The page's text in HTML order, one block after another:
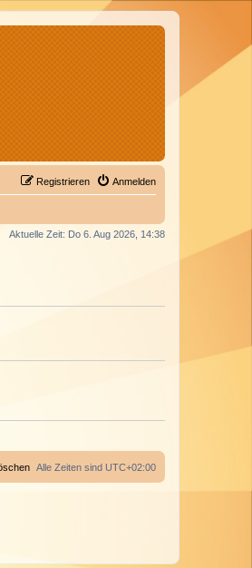
Anmelden
Registrieren
Aktuelle Zeit: Do 6. Aug 2026, 14:38
Alle Zeiten sind UTC+02:00